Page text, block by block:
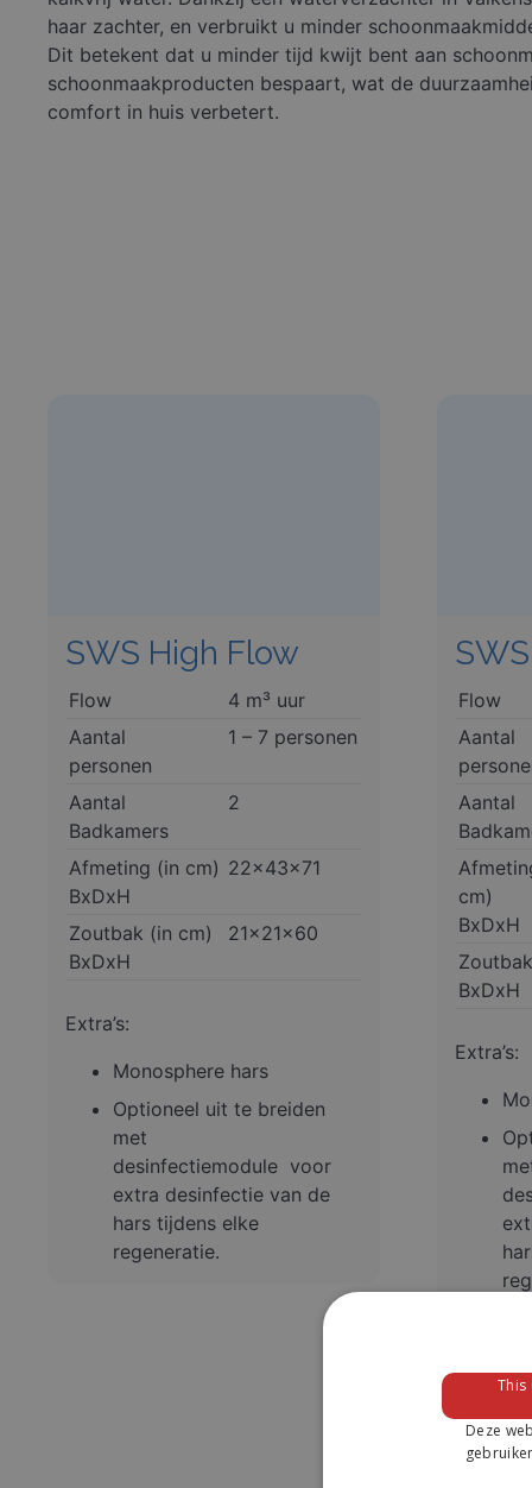
haar zachter, en verbruikt u minder
Dit betekent dat u minder tijd kwijt bent aan
schoonmaakproducten bespaart, wat de
comfort in huis verbetert.
SWS High Flow
Flow
4 m³ uur
Aantal
personen
1 – 7 personen
Aantal
Badkamers
2
Afmeting (in cm)
BxDxH
22x43x71
Zoutbak (in cm)
BxDxH
21x21x60
Extra’s:
Monosphere hars
Optioneel uit te breiden
met
desinfectiemodule voor
extra desinfectie van de
hars tijdens elke
regeneratie.
Flow
Aantal
Aantal
cm)
BxDxH
BxDxH
Extra’s:
This
Deze